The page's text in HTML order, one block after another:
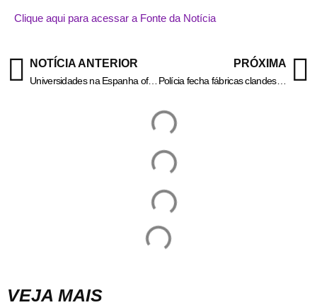
Clique aqui para acessar a Fonte da Notícia
NOTÍCIA ANTERIOR
Universidades na Espanha oferecem bolsas de mestrado a brasileiros
PRÓXIMA
Polícia fecha fábricas clandestinas de cosméticos no Rio de Janeiro
VEJA MAIS